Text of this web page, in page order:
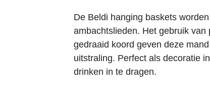
De Beldi hanging baskets
ambachtslieden. Het gebruik van
gedraaid koord geven deze
uitstraling. Perfect als decoratie
drinken in te dragen.